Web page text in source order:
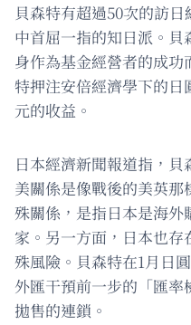
貝森特有超過50次的訪
中首屈一指的知日派。貝
身作為基金經營者的成
特押注安倍經濟學下的日
元的收益。
日本經濟新聞報道指，
美關係是像戰後的美英
殊關係，是指日本是海
家。另一方面，日本也
殊風險。貝森特在1月日
外匯干預前一步的「匯
拋售的連鎖。